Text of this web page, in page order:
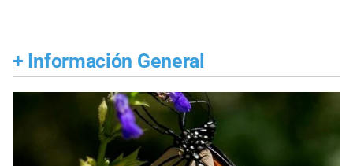
+ Información General